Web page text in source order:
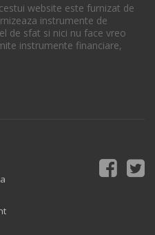
website este furnizat de
instrumente de
de sfat si nici nu face vreo
instrumente financiare,